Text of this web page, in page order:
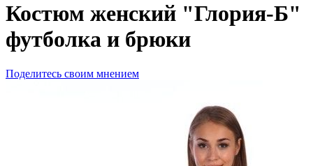
Костюм женский "Глория-Б"
футболка и брюки
Поделитесь своим мнением